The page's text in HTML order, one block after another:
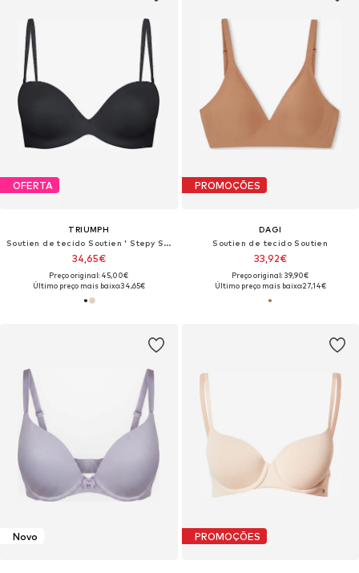
OFERTA
TRIUMPH
Soutien de tecido Soutien ' Stepy Soft 01 WDP '
34,65€
Preço original: 45,00€
Último preço mais baixo:34,65€
PROMOÇÕES
DAGI
Soutien de tecido Soutien
33,92€
Preço original: 39,90€
Último preço mais baixo:27,14€
Novo PROMOÇÕES